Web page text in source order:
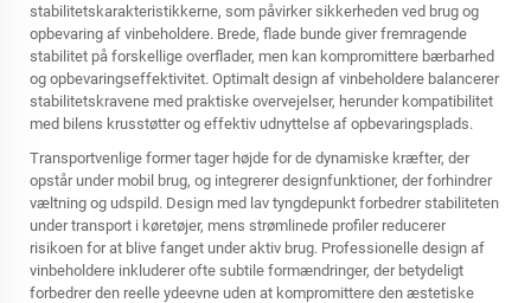
stabilitetskarakteristikkerne, som påvirker sikkerheden ved brug og
opbevaring af vinbeholdere. Brede, flade bunde giver fremragende
stabilitet på forskellige overflader, men kan kompromittere bærbarhed
og opbevaringseffektivitet. Optimalt design af vinbeholdere balancerer
stabilitetskravene med praktiske overvejelser, herunder kompatibilitet
med bilens krusstøtter og effektiv udnyttelse af opbevaringsplads.
Transportvenlige former tager højde for de dynamiske kræfter, der
opstår under mobil brug, og integrerer designfunktioner, der forhindrer
væltning og udspild. Design med lav tyngdepunkt forbedrer stabiliteten
under transport i køretøjer, mens strømlinede profiler reducerer
risikoen for at blive fanget under aktiv brug. Professionelle design af
vinbeholdere inkluderer ofte subtile formændringer, der betydeligt
forbedrer den reelle ydeevne uden at kompromittere den æstetiske